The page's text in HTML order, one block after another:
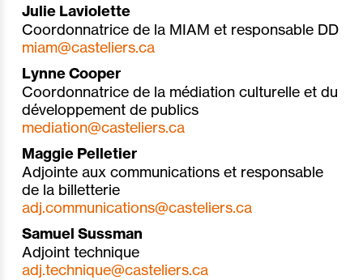
Julie Laviolette
Coordonnatrice de la MIAM et responsable DD
miam@casteliers.ca
Lynne Cooper
Coordonnatrice de la médiation culturelle et du
développement de publics
mediation@casteliers.ca
Maggie Pelletier
Adjointe aux communications et responsable
de la billetterie
adj.communications@casteliers.ca
Samuel Sussman
Adjoint technique
adj.technique@casteliers.ca